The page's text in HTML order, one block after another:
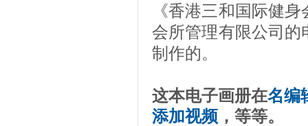
《香港三和国际健
会所管理有限公司的
制作的。
这本电子画册在名编
添加视频 ， 等等。